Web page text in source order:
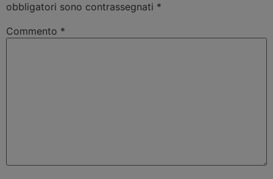
obbligatori sono contrassegnati *
Commento *